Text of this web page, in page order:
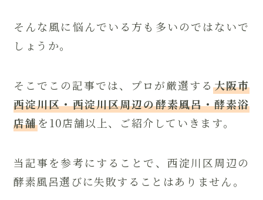
そんな風に悩んでいる方も多いのではないで
しょうか。
そこでこの記事では、プロが厳選する大阪市
西淀川区・西淀川区周辺の酵素風呂・酵素浴
店舗を10店舗以上、ご紹介していきます。
当記事を参考にすることで、西淀川区周辺の
酵素風呂選びに失敗することはありません。